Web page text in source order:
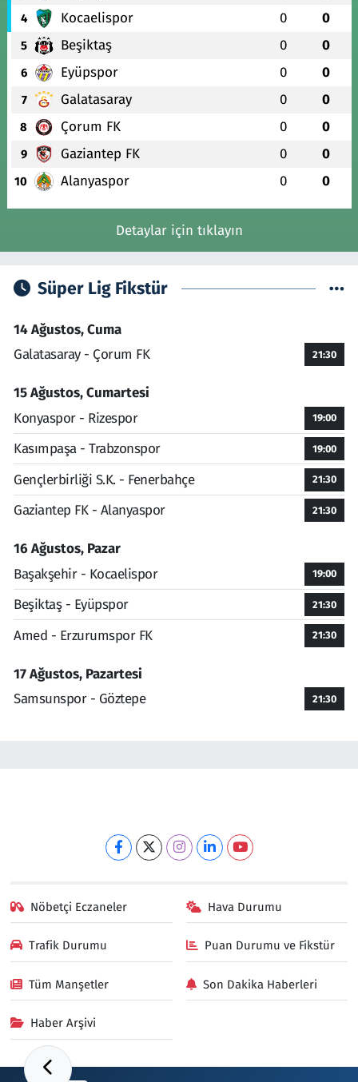
4 Kocaelispor 0 0
5 Beşiktaş 0 0
6 Eyüpspor 0 0
7 Galatasaray 0 0
8 Çorum FK 0 0
9 Gaziantep FK 0 0
10 Alanyaspor 0 0
Detaylar için tıklayın
Süper Lig Fikstür
14 Ağustos, Cuma
Galatasaray - Çorum FK
21:30
15 Ağustos, Cumartesi
Konyaspor - Rizespor
19:00
Kasımpaşa - Trabzonspor 19:00
Gençlerbirliği S.K. - Fenerbahçe 21:30
Gaziantep FK - Alanyaspor 21:30
16 Ağustos, Pazar
Başakşehir - Kocaelispor
19:00
Beşiktaş - Eyüpspor 21:30
Amed - Erzurumspor FK 21:30
17 Ağustos, Pazartesi
Samsunspor - Göztepe
21:30
Nöbetçi Eczaneler Hava Durumu
Trafik Durumu Puan Durumu ve Fikstür
Tüm Manşetler Son Dakika Haberleri
Haber Arşivi